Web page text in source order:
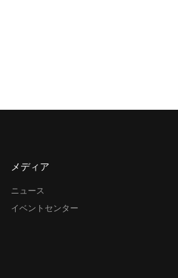
メディア
ニュース
イベントセンター